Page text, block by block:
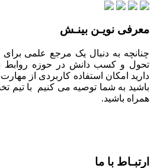
معرفی نویـن بینـش
چنانچه به دنبال یک مرجع علمی
تحول و کسب دانش در حوزه روابط
دارید امکان استفاده کاربردی از
باشید به شما توصیه می کنیم با
همراه باشید.
ارتبـاط با ما